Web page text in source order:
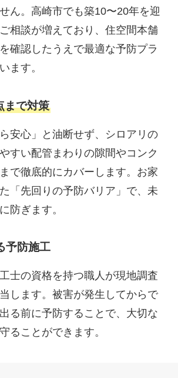
ん。高崎市でも築10〜20年を迎
相談が増えており、住空間本舗
確認したうえで最適な予防プラ
ます。
まで対策
安心」と油断せず、シロアリの
すい配管まわりの隙間やコンク
で徹底的にカバーします。お家
「先回りの予防バリア」で、未
防ぎます。
予防施工
士の資格を持つ職人が現地調査
します。被害が発生してからで
る前に予防することで、大切な
ることができます。